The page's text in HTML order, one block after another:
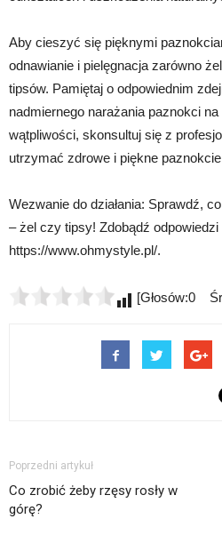
Aby cieszyć się pięknymi
odnawianie i pielęgnacja zarówno
tipsów. Pamiętaj o odpowiednim
nadmiernego narażania paznokci
wątpliwości, skonsultuj się z
utrzymać zdrowe i piękne
Wezwanie do działania: Sprawdź,
– żel czy tipsy! Zdobądź
https://www.ohmystyle.pl/.
[Głosów:0
Poprzedni artykuł
Co zrobić żeby rzęsy rosły w
górę?